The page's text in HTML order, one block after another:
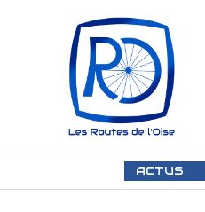
ACTUS